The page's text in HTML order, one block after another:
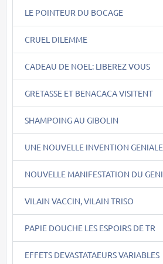
LE POINTEUR DU BOCAGE
CRUEL DILEMME
CADEAU DE NOEL: LIBEREZ VOUS
GRETASSE ET BENACACA VISITENT
SHAMPOING AU GIBOLIN
UNE NOUVELLE INVENTION GENIALE
NOUVELLE MANIFESTATION DU GENI
VILAIN VACCIN, VILAIN TRISO
PAPIE DOUCHE LES ESPOIRS DE TR
EFFETS DEVASTATAEURS VARIABLES